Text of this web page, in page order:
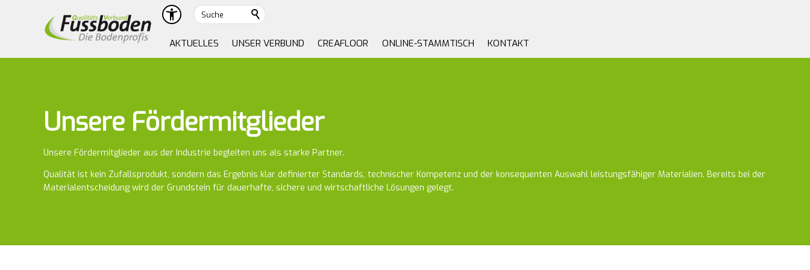
Suche
AKTUELLES UNSER VERBUND CREAFLOOR ONLINE-STAMMTISCH KONTAKT
Unsere Fördermitglieder
Unsere Fördermitglieder aus der Industrie begleiten uns als starke Partner.
Qualität ist kein Zufallsprodukt, sondern das Ergebnis klar definierter Standards, technischer Kompetenz und der konsequenten Auswahl leistungsfähiger Materialien. Bereits bei der
Materialentscheidung wird der Grundstein für dauerhafte, sichere und wirtschaftliche Lösungen gelegt.